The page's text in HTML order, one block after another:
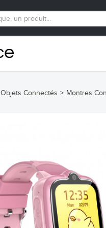
Objets Connectés > Montres